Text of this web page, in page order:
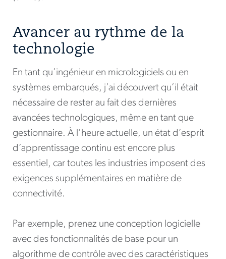
Avancer au rythme de la
technologie
En tant qu’ingénieur en micrologiciels ou en
systèmes embarqués, j’ai découvert qu’il était
nécessaire de rester au fait des dernières
avancées technologiques, même en tant que
gestionnaire. À l’heure actuelle, un état d’esprit
d’apprentissage continu est encore plus
essentiel, car toutes les industries imposent des
exigences supplémentaires en matière de
connectivité.
Par exemple, prenez une conception logicielle
avec des fonctionnalités de base pour un
algorithme de contrôle avec des caractéristiques